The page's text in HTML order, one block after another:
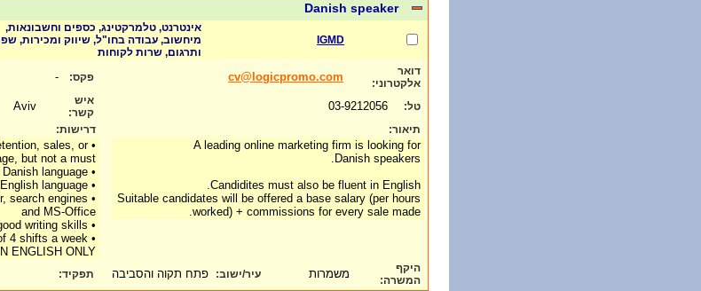
Danish speaker
IGMD
אינטרנט, טלמרקטינג, כספים וחשבונאות,
מיחשוב, עבודה בחו"ל, שיווק ומכירות,
ותרגום, שרות לקוחות
דואר
אלקטרוני:
cv@logicpromo.com פקס: -
טל:
איש
קשר:
תיאור:
A leading online marketing firm is looking for
Danish speakers.
Candidites must also be fluent in English.
Suitable candidates will be offered a base salary (per hours
worked) + commissions for every sale made.
דרישות:
sales, or
but not a must
• Fluent in the Danish language
• Fluent in the English language
search engines
and MS-Office
• good typing abilities, good writing skills
• Minimum of 4 shifts a week
ENGLISH ONLY
היקף
המשרה:
משמרות עיר/ישוב: פתח תקוה והסביבה תפקיד: